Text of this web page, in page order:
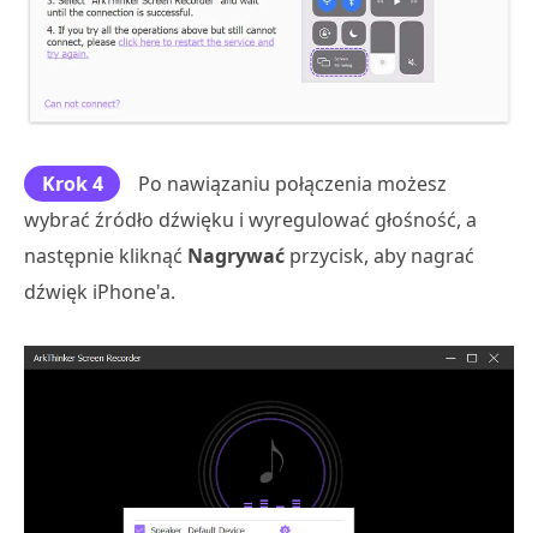
Krok 4
Po nawiązaniu połączenia możesz
wybrać źródło dźwięku i wyregulować głośność, a
następnie kliknąć Nagrywać przycisk, aby nagrać
dźwięk iPhone'a.